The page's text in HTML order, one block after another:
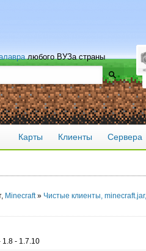
любого ВУЗа страны
Карты Клиенты Сервера
Minecraft» Чистые клиенты, minecraft.jar,
- 1.7.10